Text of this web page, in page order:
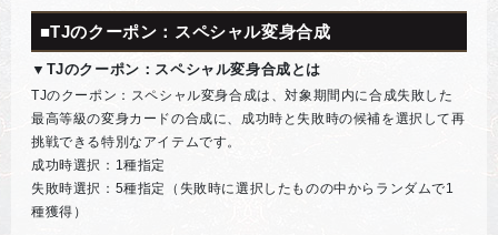
■TJのクーポン：スペシャル変身合成
▼TJのクーポン：スペシャル変身合成とは
TJのクーポン：スペシャル変身合成は、対象期間内に合成失敗した
最高等級の変身カードの合成に、成功時と失敗時の候補を選択して再
挑戦できる特別なアイテムです。
成功時選択：1種指定
失敗時選択：5種指定（失敗時に選択したものの中からランダムで1
種獲得）